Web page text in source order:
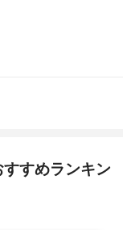
すめランキン